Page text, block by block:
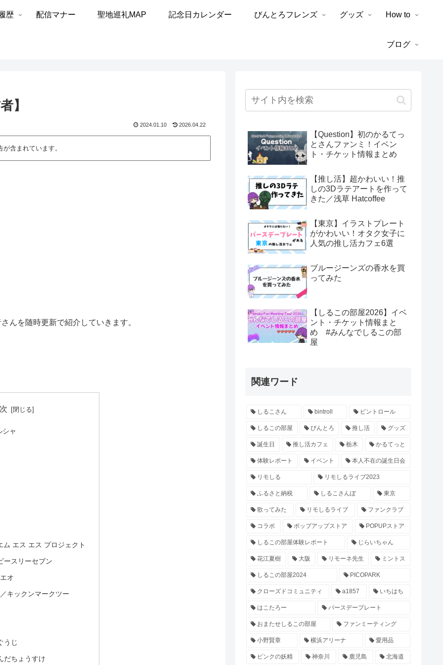
歴 配信マナー 聖地巡礼MAP 記念日カレンダー びんとろフレンズ グッズ How to
ブログ
】
2024.01.10 2026.04.22
含まれています。
んを随時更新で紹介していきます。
シャ
ム エス エス プロジェクト
ースリーセブン
オ
キックンマークツー
うじ
だちょうすけ
【Question】初のかるてっ
とさんファンミ！イベン
ト・チケット情報まとめ
【推し活】超かわいい！推
しの3Dラテアートを作って
きた／浅草 Hatcoffee
【東京】イラストプレート
がかわいい！オタク女子に
人気の推し活カフェ6選
ブルージーンズの香水を買
ってみた
【しるこの部屋2026】イベ
ント・チケット情報まと
め #みんなでしるこの部
屋
関連ワード
しるこさん bintroll ビントロール
しるこの部屋 びんとろ 推し活 グッズ
誕生日 推し活カフェ 栃木 かるてっと
体験レポート イベント 本人不在の誕生日会
リモしる リモしるライブ2023
ふるさと納税 しるこさんぽ 東京
歌ってみた リモしるライブ ファンクラブ
コラボ ポップアップストア POPUPストア
しるこの部屋体験レポート じらいちゃん
花江夏樹 大阪 リモーネ先生 ミントス
しるこの部屋2024 PICOPARK
クローズドコミュニティ a1857 いちはち
はこたろー バースデープレート
おまたせしるこの部屋 ファンミーティング
小野賢章 横浜アリーナ 愛用品
ピンクの妖精 神奈川 鹿児島 北海道